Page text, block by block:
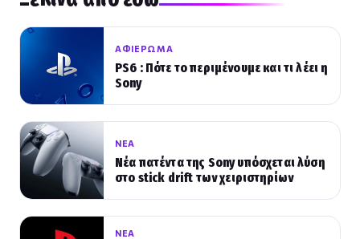
ΑΦΙΈΡΩΜΑ
PS6 : Πότε το περιμένουμε και τι λέει η
Sony
ΝΈΑ
Νέα πατέντα της Sony υπόσχεται λύση
στο stick drift των χειριστηρίων
ΝΈΑ